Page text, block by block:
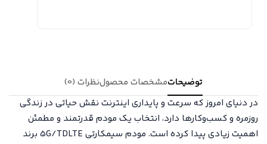
توضیحاتمشخصات محصولنظرات (0)
در دنیای امروز که سرعت و پایداری اینترنت نقش حیاتی در زندگی
روزمره و کسب‌وکارها دارد، انتخاب یک مودم قدرتمند و مطمئن
اهمیت زیادی پیدا کرده است. مودم سیمکارتی 5G/TDLTE برند